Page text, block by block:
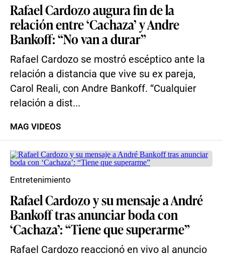
Rafael Cardozo augura fin de la
relación entre ‘Cachaza’ y Andre
Bankoff: “No van a durar”
Rafael Cardozo se mostró escéptico ante la
relación a distancia que vive su ex pareja,
Carol Reali, con Andre Bankoff. “Cualquier
relación a dist...
MAG VIDEOS
Rafael Cardozo y su mensaje a André
Bankoff tras anunciar boda con
‘Cachaza’: “Tiene que superarme”
Rafael Cardozo reaccionó en vivo al anuncio
Entretenimiento